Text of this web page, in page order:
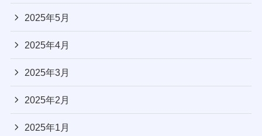
2025年5月
2025年4月
2025年3月
2025年2月
2025年1月